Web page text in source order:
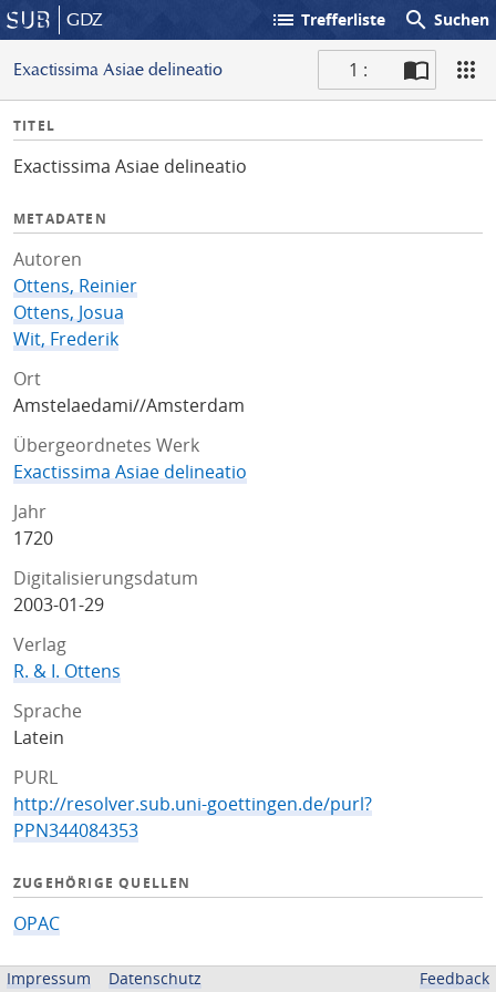
GDZ list Trefferliste search Suchen
Exactissima Asiae delineatio 1 :
I
f
TITEL
Exactissima Asiae delineatio
METADATEN
Autoren
Ottens, Reinier
Ottens, Josua
Wit, Frederik
Ort
Amstelaedami//Amsterdam
Übergeordnetes Werk
Exactissima Asiae delineatio
Jahr
1720
Digitalisierungsdatum
2003-01-29
Verlag
R. & I. Ottens
Sprache
Latein
PURL
http://resolver.sub.uni-goettingen.de/purl?
PPN344084353
ZUGEHÖRIGE QUELLEN
OPAC
BEREITGESTELLT VON
Impressum Datenschutz Feedback